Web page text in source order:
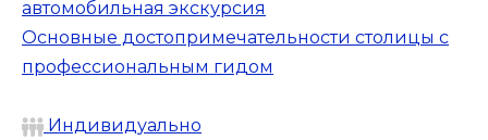
автомобильная экскурсия
Основные достопримечательности столицы с
профессиональным гидом
Индивидуально